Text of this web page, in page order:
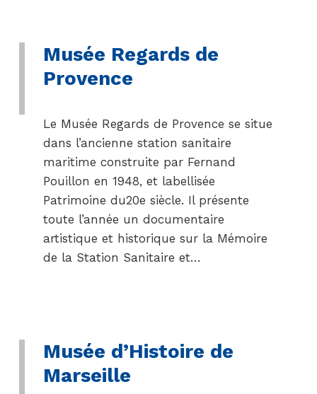
Musée Regards de
Provence
Le Musée Regards de Provence se situe
dans l’ancienne station sanitaire
maritime construite par Fernand
Pouillon en 1948, et labellisée
Patrimoine du20e siècle. Il présente
toute l’année un documentaire
artistique et historique sur la Mémoire
de la Station Sanitaire et…
Musée d’Histoire de
Marseille